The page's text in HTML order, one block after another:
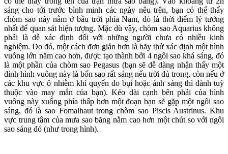
sáng cho tới trước bình minh các ngày nêu trên, bạn có thể thấy
chòm sao này nằm ở bầu trời phía Nam, đó là thời điểm lý tưởng
nhất để quan sát hiện tượng. Mặc dù vậy, chòm sao Aquarius không
phải là dễ xác định đối với những người chưa có nhiều kinh
nghiệm. Do đó, một cách đơn giản hơn là hãy thử xác định một hình
vuông lớn nằm cao hơn, được tạo thành bởi 4 ngôi sao khá sáng, đó
là một phần của chòm sao Pegasus (bạn sẽ dễ dàng nhận thấy một
đỉnh hình vuông này là bốn sao rất sáng nếu trời đủ trong, còn nếu ở
các khu vực ô nhiễm khí quyển do bụi hoặc ánh sáng thì đành tuỳ
thuộc vào may mắn của bạn). Kéo dài cạnh bên phải của hình
vuông này xuống phía thấp hơn một đoạn bạn sẽ gặp một ngôi sao
sáng, đó là sao Fomalhaut trong chòm sao Piscis Austrinus. Khu
vực trung tâm của mưa sao băng nằm cao hơn một chút so với ngôi
sao sáng đó (như trong hình).